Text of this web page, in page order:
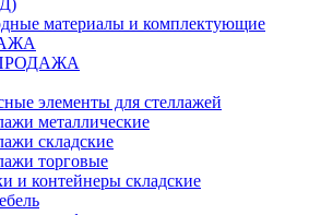
материалы и комплектующие
элементы для стеллажей
металлические
складские
торговые
и контейнеры складские